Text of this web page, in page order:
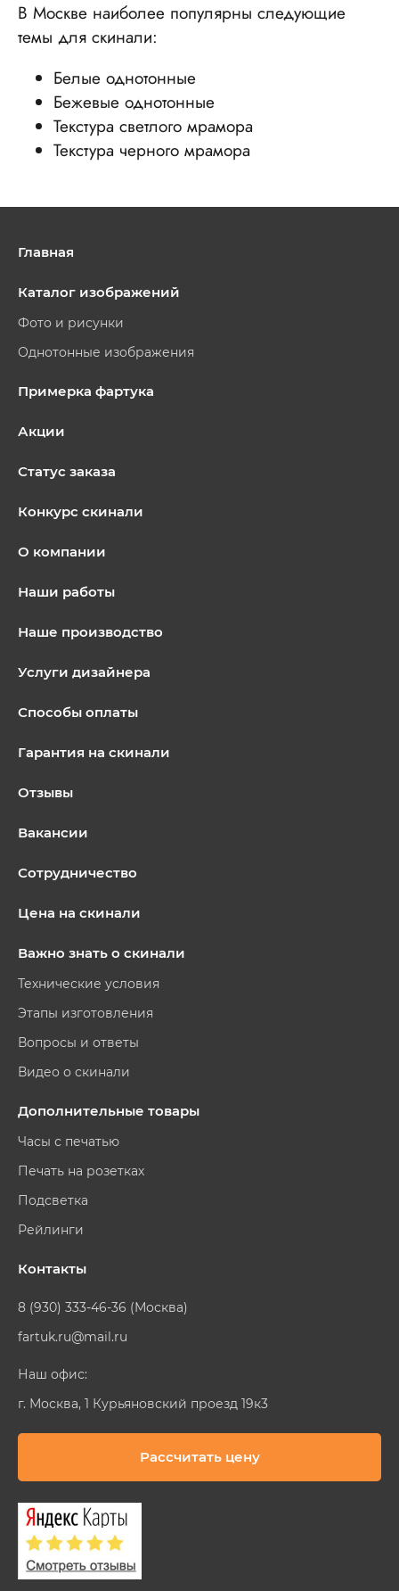
В Москве наиболее популярны следующие
темы для скинали:
Белые однотонные
Бежевые однотонные
Текстура светлого мрамора
Текстура черного мрамора
Главная
Каталог изображений
Фото и рисунки
Однотонные изображения
Примерка фартука
Акции
Статус заказа
Конкурс скинали
О компании
Наши работы
Наше производство
Услуги дизайнера
Способы оплаты
Гарантия на скинали
Отзывы
Вакансии
Сотрудничество
Цена на скинали
Важно знать о скинали
Технические условия
Этапы изготовления
Вопросы и ответы
Видео о скинали
Дополнительные товары
Часы с печатью
Печать на розетках
Подсветка
Рейлинги
Контакты
8 (930) 333-46-36 (Москва)
fartuk.ru@mail.ru
Наш офис:
г. Москва, 1 Курьяновский проезд 19к3
Рассчитать цену